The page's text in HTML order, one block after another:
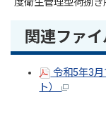
度衛生管理型荷捌
関連ファイ
令和5年3月
ト）